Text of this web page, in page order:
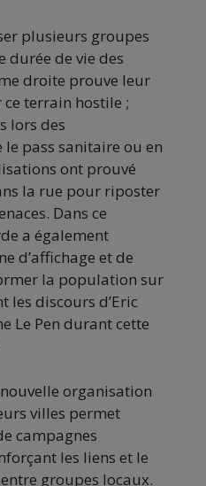
plusieurs groupes
durée de vie des
droite prouve leur
terrain hostile ;
lors des
pass sanitaire ou en
ont prouvé
la rue pour riposter
Dans ce
a également
d’affichage et de
la population sur
les discours d’Eric
Le Pen durant cette
organisation
villes permet
campagnes
les liens et le
groupes locaux.